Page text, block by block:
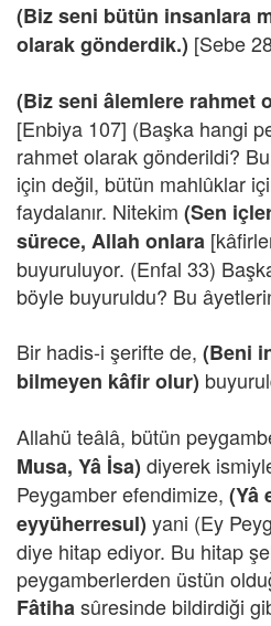
(Biz seni bütün insanlara
olarak gönderdik.) [Sebe
(Biz seni âlemlere rahmet
[Enbiya 107] (Başka hangi
rahmet olarak gönderildi?
için değil, bütün mahlûklar
faydalanır. Nitekim (Sen
sürece, Allah onlara
buyuruluyor. (Enfal 33)
böyle buyuruldu? Bu
Bir hadis-i şerifte de, (Beni
bilmeyen kâfir olur)
Allahü teâlâ, bütün
Musa, Yâ İsa) diyerek
Peygamber efendimize, (Yâ
eyyüherresul) yani (Ey
diye hitap ediyor. Bu hitap
peygamberlerden üstün
Fâtihasûresinde bildirdiği